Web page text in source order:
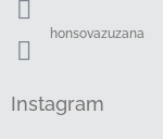
honsovazuzana
Instagram